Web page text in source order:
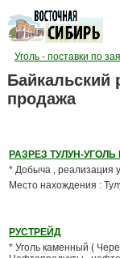
Уголь - поставки по
Байкальский
продажа
РАЗРЕЗ ТУЛУН-
* Добыча , реализация
Место нахождения :
РУСТРЕЙД
* Уголь каменный (